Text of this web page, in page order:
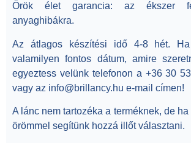
Örök élet garancia: az ékszer
anyaghibákra.
Az átlagos készítési idő 4-8 hét.
valamilyen fontos dátum, amire
egyeztess velünk telefonon a +36 30
vagy az info@brillancy.hu e-mail címen!
A lánc nem tartozéka a terméknek, de
örömmel segítünk hozzá illőt választani.